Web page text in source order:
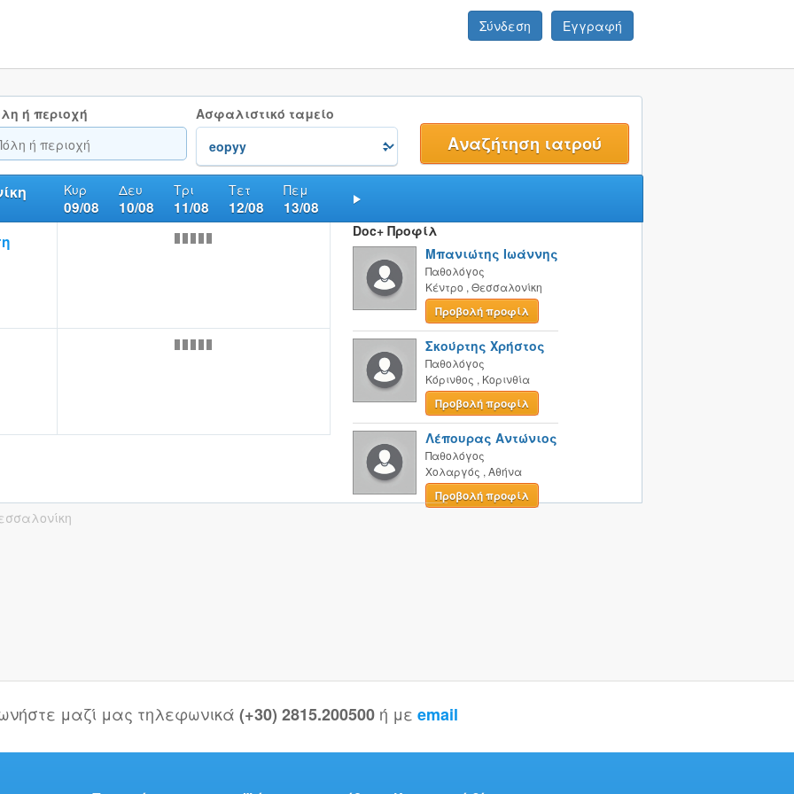
Σύνδεση Εγγραφή
ή περιοχή Ασφαλιστικό ταμείο
Κυρ
09/08
Δευ
10/08
Τρι
11/08
Τετ
12/08
Πεμ
13/08
Doc+ Προφίλ
Μπανιώτης Ιωάννης
Παθολόγος
Κέντρο , Θεσσαλονίκη
Προβολή προφίλ
Σκούρτης Χρήστος
Παθολόγος
Κόρινθος , Κορινθία
Προβολή προφίλ
Λέπουρας Αντώνιος
Παθολόγος
Χολαργός , Αθήνα
Προβολή προφίλ
μαζί μας τηλεφωνικά (+30) 2815.200500 ή με email